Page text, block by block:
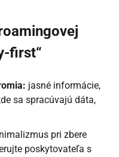
first“
jasné informácie,
sa spracúvajú dáta,
pri zbere
poskytovateľa s